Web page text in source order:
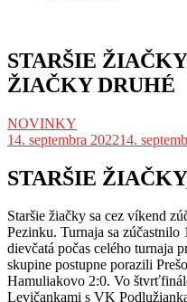
STARŠIE
ŽIAČKY DRUHÉ
NOVINKY
14. septembra 202214.
STARŠIE
Staršie žiačky sa cez víkend
Pezinku. Turnaja sa zúčastnilo
dievčatá počas celého turnaja
skupine postupne porazili
Hamuliakovo 2:0. Vo
Levičankami s VK